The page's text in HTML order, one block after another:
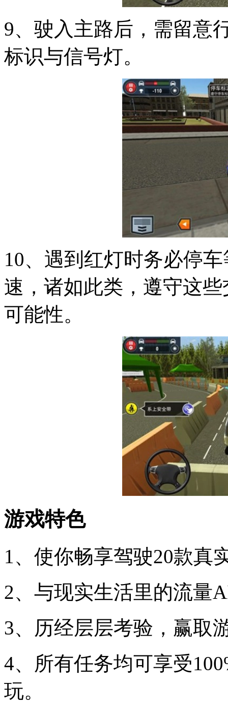
9、驶入主路后，需留意
标识与信号灯。
10、遇到红灯时务必停
速，诸如此类，遵守这
可能性。
游戏特色
1、使你畅享驾驶20款真
2、与现实生活里的流量
3、历经层层考验，赢取
4、所有任务均可享受
玩。